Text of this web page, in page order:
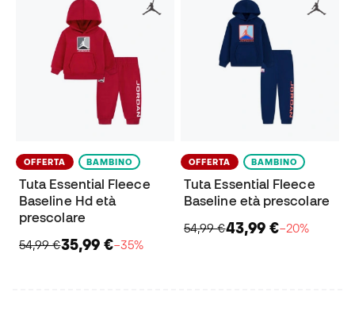
OFFERTA BAMBINO
Tuta Essential Fleece
Baseline Hd età
prescolare
54,99 €35,99 €−35%
OFFERTA BAMBINO
Tuta Essential Fleece
Baseline età prescolare
54,99 €43,99 €−20%